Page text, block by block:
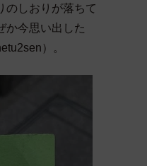
のしおりが落ちて
か今思い出した
）。